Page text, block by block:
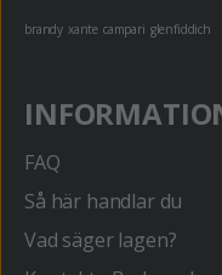
brandy xante campari glenfiddich
FAQ
Så här handlar du
Vad säger lagen?